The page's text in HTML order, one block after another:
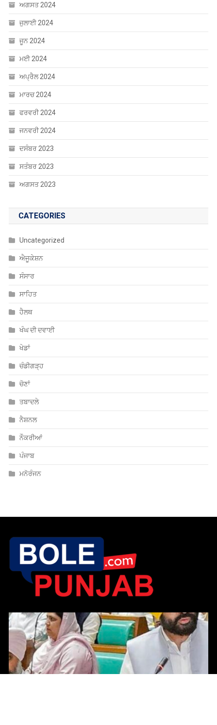
ਅਗਸਤ 2024
ਜੁਲਾਈ 2024
ਜੂਨ 2024
ਮਈ 2024
ਅਪ੍ਰੈਲ 2024
ਮਾਰਚ 2024
ਫਰਵਰੀ 2024
ਜਨਵਰੀ 2024
ਦਸੰਬਰ 2023
ਸਤੰਬਰ 2023
ਅਗਸਤ 2023
CATEGORIES
Uncategorized
ਐਜੂਕੇਸ਼ਨ
ਸੰਸਾਰ
ਸਾਹਿਤ
ਹੈਲਥ
ਖੰਘ ਦੀ ਦਵਾਈ
ਖੇਡਾਂ
ਚੰਡੀਗੜ੍ਹ
ਚੋਣਾਂ
ਤਬਾਦਲੇ
ਨੈਸ਼ਨਲ
ਨੌਕਰੀਆਂ
ਪੰਜਾਬ
ਮਨੋਰੰਜਨ